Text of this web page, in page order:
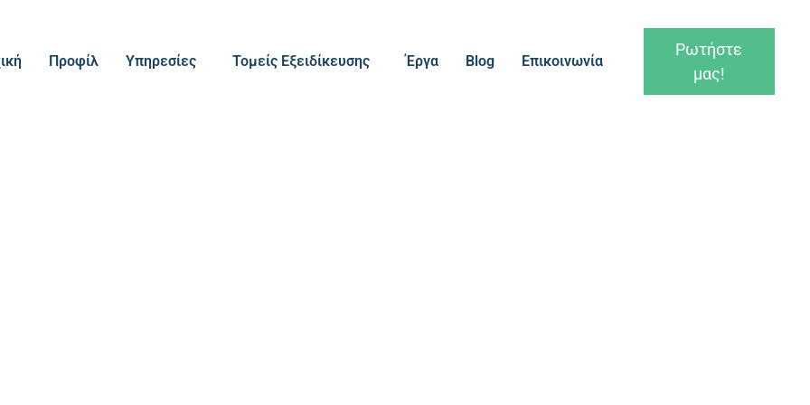
Προφίλ Υπηρεσίες Τομείς Εξειδίκευσης Έργα Blog Επικοινωνία
Ρωτήστε
μας!